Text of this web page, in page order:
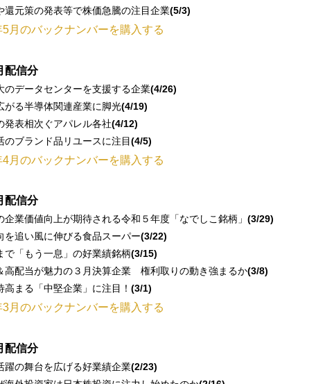
還元策の発表等で株価急騰の注目企業(5/3)
5月のバックナンバーを購入する
配信分
のデータセンターを支援する企業(4/26)
がる半導体関連産業に脚光(4/19)
発表相次ぐアパレル各社(4/12)
のブランド品リユースに注目(4/5)
4月のバックナンバーを購入する
配信分
企業価値向上が期待される令和５年度「なでしこ銘柄」 (3/29)
を追い風に伸びる食品スーパー(3/22)
で「もう一息」の好業績銘柄(3/15)
高配当が魅力の３月決算企業 権利取りの動き強まるか(3/8)
高まる「中堅企業」に注目！ (3/1)
3月のバックナンバーを購入する
配信分
躍の舞台を広げる好業績企業(2/23)